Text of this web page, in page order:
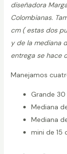
diseñadora
Colombianas.
cm ( estas dos
y de la mediana
entrega se hace
Manejamos
Grande
Mediana
Mediana
mini de 15